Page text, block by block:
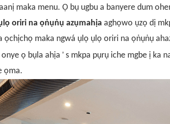
maka menu. Ọ bụ ugbu a banyere dum
oriri na ọṅụṅụ azụmahịa aghọwo ụzọ dị
ọchịchọ maka ngwá ụlọ ụlọ oriri na ọṅụṅụ
ọ bụla ahịa ' s mkpa pụrụ iche mgbe ị ka
ọma.